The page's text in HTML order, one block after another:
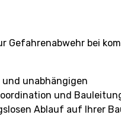
Gefahrenabwehr bei
und unabhängigen
und
Ablauf auf Ihrer